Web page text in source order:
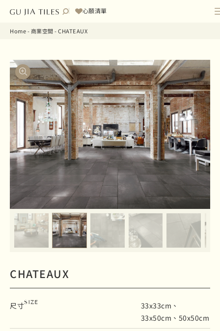
心願清單
Home-商業空間-CHATEAUX
CHATEAUX
尺寸SIZE
33x33cm、
33x50cm、50x50cm